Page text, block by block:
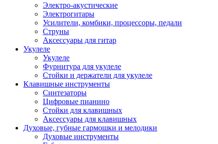
Электро-акустические
Электрогитары
Усилители, комбики, процессоры, педали
Струны
Аксессуары для гитар
Укулеле
Укулеле
Фурнитура для укулеле
Стойки и держатели для укулеле
Клавишные инструменты
Синтезаторы
Цифровые пианино
Стойки для клавишных
Аксессуары для клавишных
Духовые, губные гармошки и мелодики
Духовые инструменты